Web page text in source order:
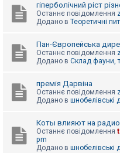
гіперболічний ріст
Останнє повідомлення
Додано в Теоретичні
Пан-Європейська
Останнє повідомлення
Додано в Склад фауни,
премія Дарвіна
Останнє повідомлення
Додано в шнобелівські
Коты влияют на радио
Останнє повідомлення
pm
Додано в шнобелівські